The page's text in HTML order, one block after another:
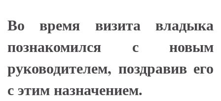
Во время визита владыка
познакомился с новым
руководителем, поздравив его
с этим назначением.